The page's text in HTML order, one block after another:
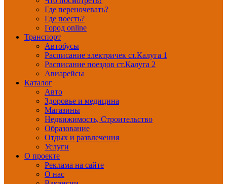
Где переночевать?
Где поесть?
Город online
Транспорт
Автобусы
Расписание электричек ст.Калуга 1
Расписание поездов ст.Калуга 2
Авиарейсы
Каталог
Авто
Здоровье и медицина
Магазины
Недвижимость, Строительство
Образование
Отдых и развлечения
Услуги
О проекте
Реклама на сайте
О нас